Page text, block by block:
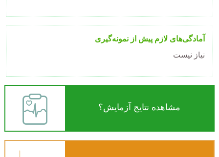
آمادگی‌های لازم پیش از نمونه‌گیری
نیاز نیست
مشاهده نتایج آزمایش؟